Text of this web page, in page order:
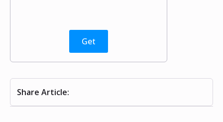
Get
Share Article: